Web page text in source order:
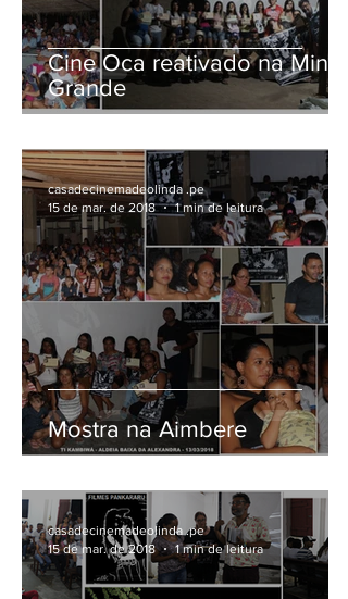
Cine Oca reativado na Mina
Grande
Mostra na Aimbere
casadecinemadeolinda .pe
15 de mar. de 2018
1 min de leitura
casadecinemadeolinda .pe
15 de mar. de 2018
1 min de leitura